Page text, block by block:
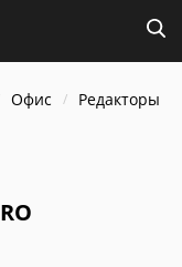
Офис
Редакторы